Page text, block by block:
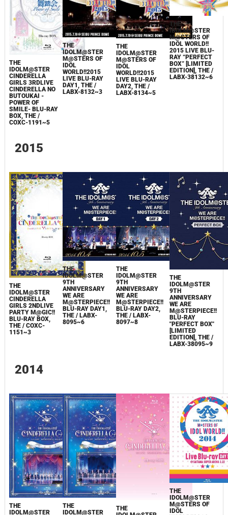
THE
IDOLM@STER
CINDERELLA
GIRLS 3RDLIVE
CINDERELLA NO
BUTOUKAI -
POWER OF
SMILE- BLU-RAY
BOX, THE /
COXC-1191~5
THE
IDOLM@STER
M@STERS OF
IDOL
WORLD!!2015
LIVE BLU-RAY
DAY1, THE /
LABX-8132~3
THE
IDOLM@STER
M@STERS OF
IDOL
WORLD!!2015
LIVE BLU-RAY
DAY2, THE /
LABX-8134~5
THE
IDOLM@STER
M@STERS OF
IDOL WORLD!!
2015 LIVE BLU-
RAY “PERFECT
BOX” [LIMITED
EDITION], THE /
LABX-38132~6
2015
THE
IDOLM@STER
CINDERELLA
GIRLS 2NDLIVE
PARTY M@GIC!!
BLU-RAY BOX,
THE / COXC-
1151~3
THE
IDOLM@STER
9TH
ANNIVERSARY
WE ARE
M@STERPIECE!!
BLU-RAY DAY1,
THE / LABX-
8095~6
THE
IDOLM@STER
9TH
ANNIVERSARY
WE ARE
M@STERPIECE!!
BLU-RAY DAY2,
THE / LABX-
8097~8
THE
IDOLM@STER
9TH
ANNIVERSARY
WE ARE
M@STERPIECE!!
BLU-RAY
"PERFECT BOX"
[LIMITED
EDITION], THE /
LABX-38095~9
2014
THE
IDOLM@STER
THE
IDOLM@STER
THE
THE
IDOLM@STER
M@STERS OF
IDOL